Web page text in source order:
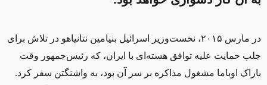
در مارس ۲۰۱۵، نخست‌وزیر اسرائیل بنیامین نتانیاهو در تلاش برای
جلب حمایت علیه توافق هسته‌ای با ایران، که رئیس‌جمهور وقت
باراک اوباما مشغول مذاکره بر سر آن بود، به واشنگتن سفر کرد.